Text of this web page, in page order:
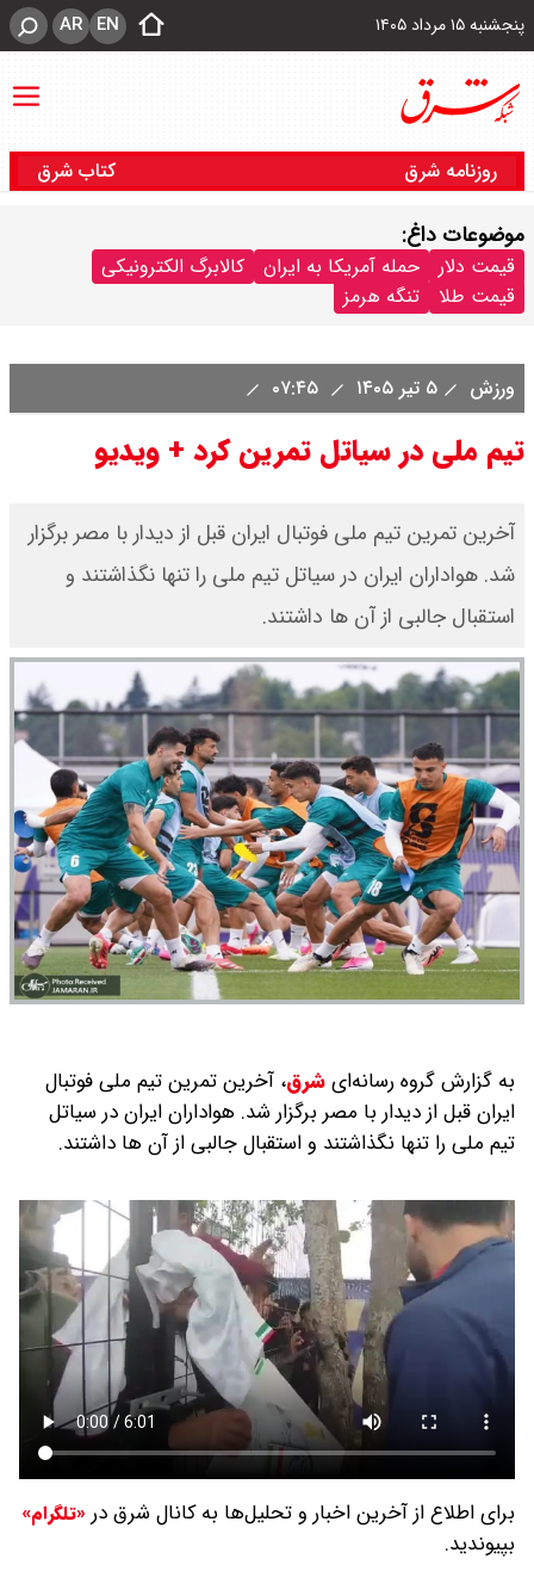
پنجشنبه ۱۵ مرداد ۱۴۰۵ EN
AR
روزنامه شرق کتاب شرق
موضوعات داغ:
قیمت دلار حمله آمریکا به ایران
کالابرگ الکترونیکی
قیمت طلا
تنگه هرمز
ورزش ۵ تیر ۱۴۰۵
تیم ملی در سیاتل تمرین کرد + ویدیو
آخرین تمرین تیم ملی فوتبال ایران قبل از دیدار با مصر برگزار
شد. هواداران ایران در سیاتل تیم ملی را تنها نگذاشتند و
استقبال جالبی از آن ها داشتند.
به گزارش گروه رسانه‌ایشرق، آخرین تمرین تیم ملی فوتبال
ایران قبل از دیدار با مصر برگزار شد. هواداران ایران در سیاتل
تیم ملی را تنها نگذاشتند و استقبال جالبی از آن ها داشتند.
برای اطلاع از آخرین اخبار و تحلیل‌ها به کانال شرق در «تلگرام»
بپیوندید.